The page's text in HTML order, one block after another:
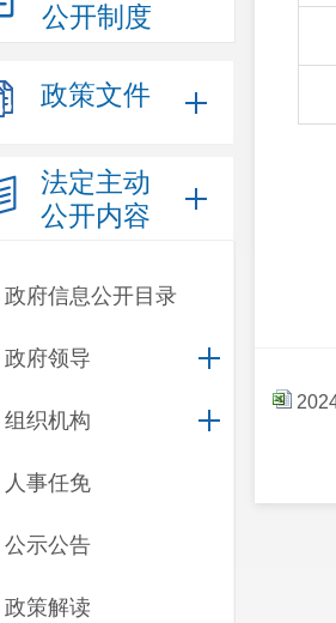
公开制度
政策文件
法定主动
公开内容
政府信息公开目录
政府领导
组织机构
人事任免
公示公告
政策解读